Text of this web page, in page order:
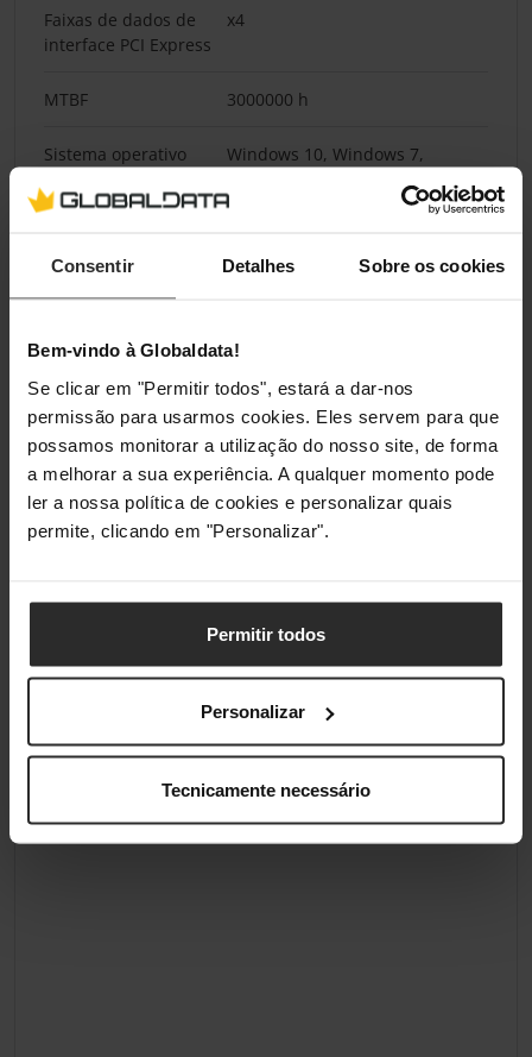
Consentir Detalhes Sobre os cookies
Bem-vindo à Globaldata!
Se clicar em "Permitir todos", estará a dar-nos
permissão para usarmos cookies. Eles servem para que
possamos monitorar a utilização do nosso site, de forma
a melhorar a sua experiência. A qualquer momento pode
ler a nossa política de cookies e personalizar quais
permite, clicando em "Personalizar".
Permitir todos
Personalizar
Tecnicamente necessário
Faixas de dados de
interface PCI Express
x4
MTBF 3000000 h
Sistema operativo
Windows 10, Windows 7,
Windows Vista
Sistema operativo
Kernel 2.6.33
Classificação TBW 1400
Condições ambientais
Temperatura de
funcionamento (T-T)
0 - 70 °C
(armazenamento)